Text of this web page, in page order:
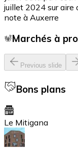
juillet 2024 sur aire
note à Auxerre
Marchés à
Previous slide
Bons plans
Le Mitigana